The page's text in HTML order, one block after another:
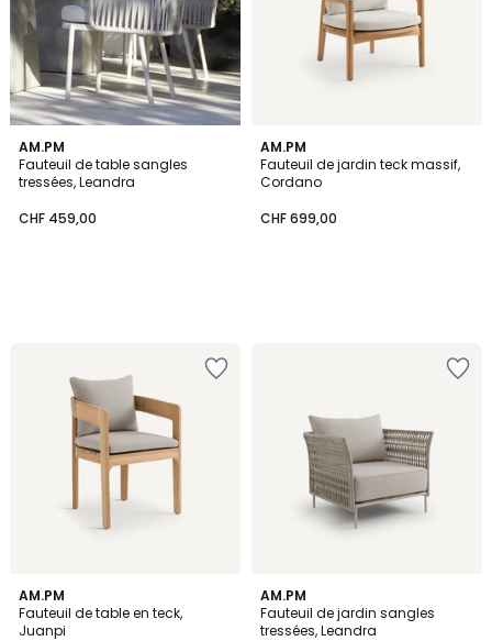
AM.PM
Fauteuil de table sangles
tressées, Leandra
CHF 459,00
AM.PM
Fauteuil de jardin teck massif,
Cordano
CHF 699,00
AM.PM
Fauteuil de table en teck,
Juanpi
AM.PM
Fauteuil de jardin sangles
tressées, Leandra